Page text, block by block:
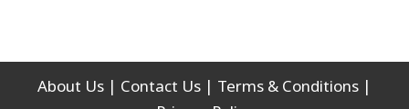
About Us Contact Us Terms & Conditions